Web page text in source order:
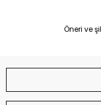
Öneri ve